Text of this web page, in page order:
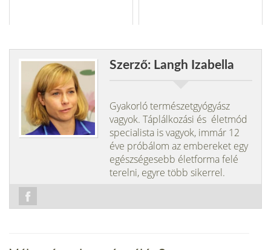
Szerző: Langh Izabella
Gyakorló természetgyógyász
vagyok. Táplálkozási és életmód
specialista is vagyok, immár 12
éve próbálom az embereket egy
egészségesebb életforma felé
terelni, egyre több sikerrel.